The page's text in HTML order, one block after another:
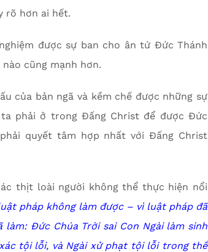
rõ hơn ai hết.
được sự ban cho ân tứ Đức Thánh
cũng mạnh hơn.
của bản ngã và kềm chế được những sự
phải ở trong Đấng Christ để được Đức
quyết tâm hợp nhất với Đấng Christ
thịt loài người không thể thực hiện nổi
pháp không làm được – vì luật pháp đã
Đức Chúa Trời sai Con Ngài làm sinh
tội lỗi, và Ngài xử phạt tội lỗi trong thể